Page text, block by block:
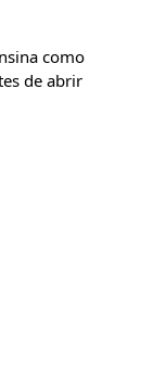
como
de abrir